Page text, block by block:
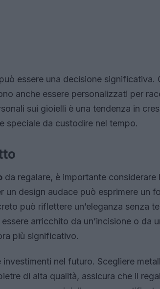
essere una decisione significativa.
anche essere personalizzati per
sui gioielli è una tendenza in
speciale da custodire nel tempo.
da regalare, è importante considerare
un design audace può esprimere un
può riflettere un’eleganza senza
arricchito da un’incisione o da
più significativo.
nel futuro. Scegliere
di alta qualità, assicura che il